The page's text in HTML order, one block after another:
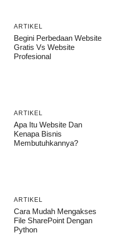
ARTIKEL
Begini Perbedaan Website
Gratis Vs Website
Profesional
ARTIKEL
Apa Itu Website Dan
Kenapa Bisnis
Membutuhkannya?
ARTIKEL
Cara Mudah Mengakses
File SharePoint Dengan
Python